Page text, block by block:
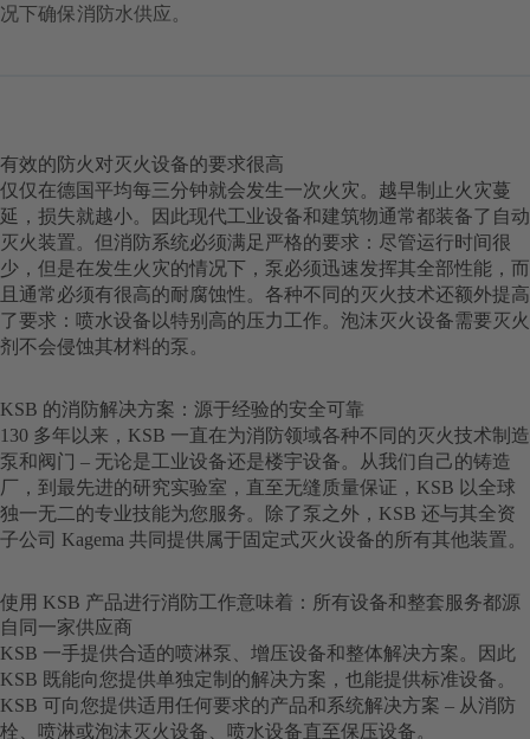
况下确保消防水供应。
有效的防火对灭火设备的要求很高
仅仅在德国平均每三分钟就会发生一次火灾。越早制止火灾蔓
延，损失就越小。因此现代工业设备和建筑物通常都装备了自动
灭火装置。但消防系统必须满足严格的要求：尽管运行时间很
少，但是在发生火灾的情况下，泵必须迅速发挥其全部性能，而
且通常必须有很高的耐腐蚀性。各种不同的灭火技术还额外提高
了要求：喷水设备以特别高的压力工作。泡沫灭火设备需要灭火
剂不会侵蚀其材料的泵。
KSB 的消防解决方案：源于经验的安全可靠
130 多年以来，KSB 一直在为消防领域各种不同的灭火技术制造
泵和阀门 – 无论是工业设备还是楼宇设备。从我们自己的铸造
厂，到最先进的研究实验室，直至无缝质量保证，KSB 以全球
独一无二的专业技能为您服务。除了泵之外，KSB 还与其全资
子公司 Kagema 共同提供属于固定式灭火设备的所有其他装置。
使用 KSB 产品进行消防工作意味着：所有设备和整套服务都源
自同一家供应商
KSB 一手提供合适的喷淋泵、增压设备和整体解决方案。因此
KSB 既能向您提供单独定制的解决方案，也能提供标准设备。
KSB 可向您提供适用任何要求的产品和系统解决方案 – 从消防
栓、喷淋或泡沫灭火设备、喷水设备直至保压设备。